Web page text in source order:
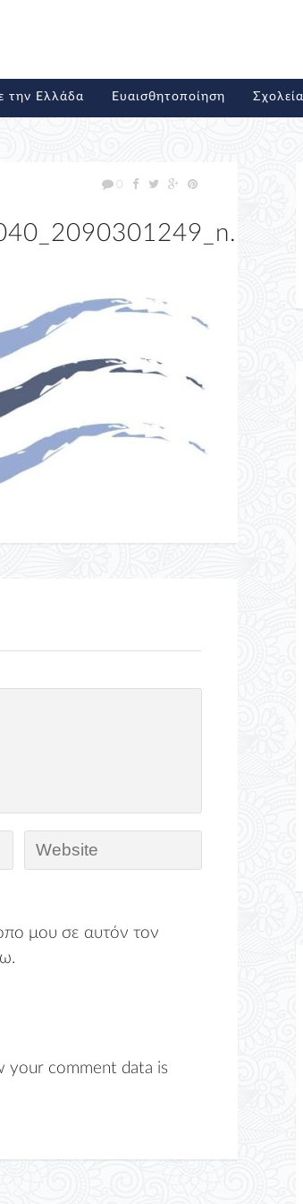
την Ελλάδα Ευαισθητοποίηση Σχολεία
0
μου σε αυτόν τον
your comment data is